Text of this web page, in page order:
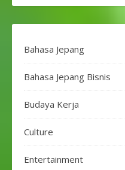
Bahasa Jepang
Bahasa Jepang Bisnis
Budaya Kerja
Culture
Entertainment